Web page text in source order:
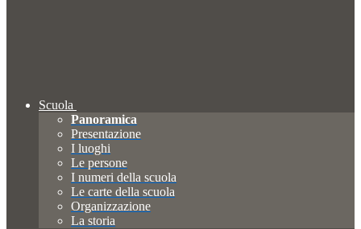
Scuola
Panoramica
Presentazione
I luoghi
Le persone
I numeri della scuola
Le carte della scuola
Organizzazione
La storia